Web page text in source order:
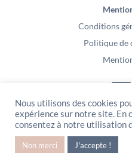
Conditions
Politique de
PeeKaBoo / Sarl Gablia au capital
000 Clermont-Ferrand –
Media l’Abeille
Nous utilisons des cookies
expérience sur notre site. En
consentez à notre utilisation
Non merci J'accepte !